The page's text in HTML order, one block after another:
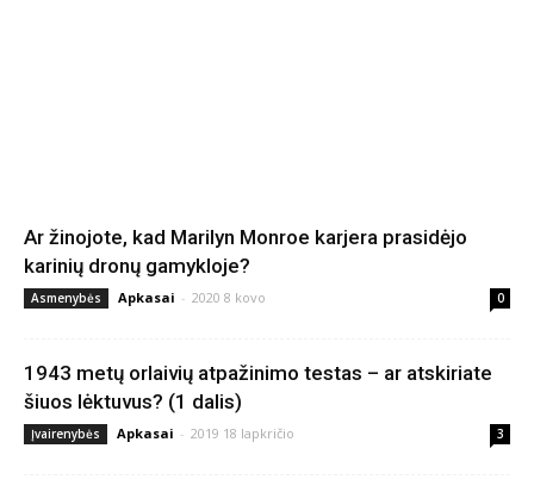
Ar žinojote, kad Marilyn Monroe karjera prasidėjo
karinių dronų gamykloje?
Asmenybės Apkasai - 2020 8 kovo 0
1943 metų orlaivių atpažinimo testas – ar atskiriate
šiuos lėktuvus? (1 dalis)
Įvairenybės Apkasai - 2019 18 lapkričio 3